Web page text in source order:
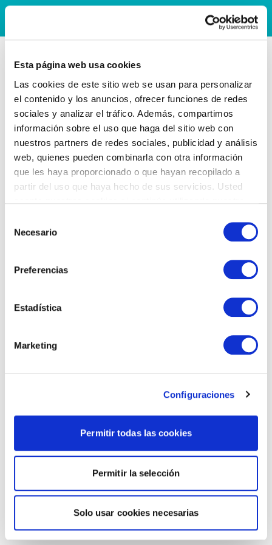
Esta página web usa cookies
Las cookies de este sitio web se usan para personalizar
el contenido y los anuncios, ofrecer funciones de redes
sociales y analizar el tráfico. Además, compartimos
información sobre el uso que haga del sitio web con
nuestros partners de redes sociales, publicidad y análisis
web, quienes pueden combinarla con otra información
que les haya proporcionado o que hayan recopilado a
partir del uso que haya hecho de sus servicios. Usted
Necesario
Preferencias
Estadística
Marketing
Configuraciones
Permitir todas las cookies
Permitir la selección
Solo usar cookies necesarias